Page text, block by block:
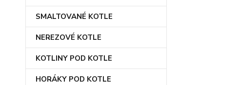
SMALTOVANÉ KOTLE
NEREZOVÉ KOTLE
KOTLINY POD KOTLE
HORÁKY POD KOTLE